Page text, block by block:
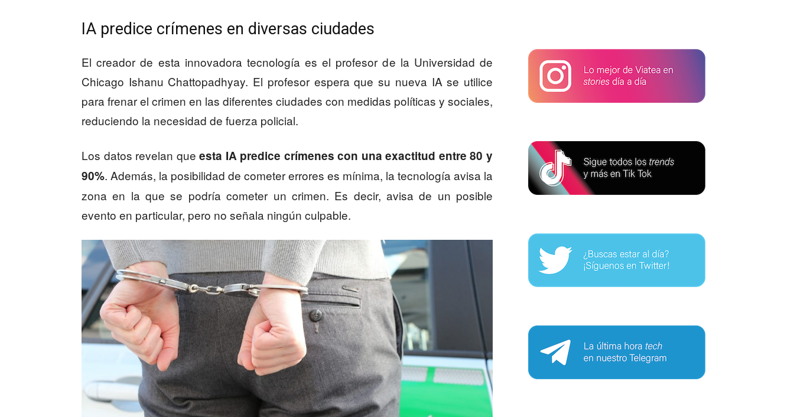
IA predice crímenes en diversas ciudades
El creador de esta innovadora tecnología es el profesor de la Universidad de
Chicago Ishanu Chattopadhyay. El profesor espera que su nueva IA se utilice
para frenar el crimen en las diferentes ciudades con medidas políticas y sociales,
reduciendo la necesidad de fuerza policial.
Los datos revelan queesta IA predice crímenes con una exactitud entre 80 y
90%. Además, la posibilidad de cometer errores es mínima, la tecnología avisa la
zona en la que se podría cometer un crimen. Es decir, avisa de un posible
evento en particular, pero no señala ningún culpable.